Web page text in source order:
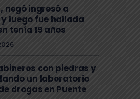
negó ingresó a
y luego fue hallada
tenía 19 años
con piedras y
un laboratorio
drogas en Puente